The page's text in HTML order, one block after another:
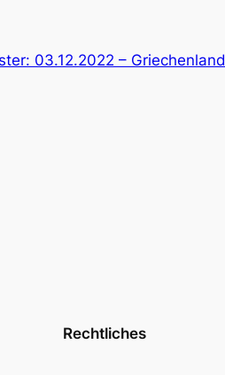
03.12.2022 – Griechenland
Rechtliches